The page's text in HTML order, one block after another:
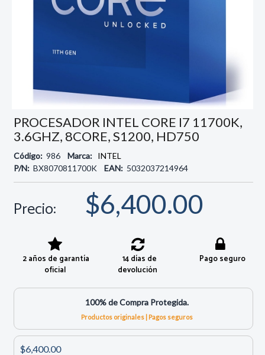
PROCESADOR INTEL CORE I7 11700K,
3.6GHZ, 8CORE, S1200, HD750
Código: 986 Marca: INTEL
P/N: BX8070811700K EAN: 5032037214964
Precio: $6,400.00
2 años de garantía
oficial
14 días de
devolución
Pago seguro
100% de Compra Protegida.
Productos originales | Pagos seguros
$6,400.00